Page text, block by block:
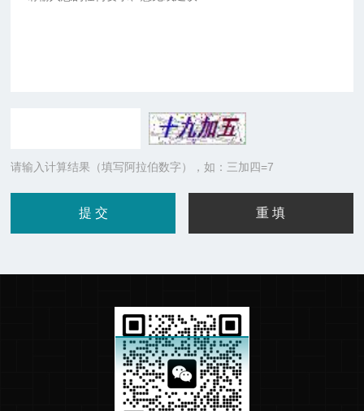
请输入计算结果（填写阿拉伯数字），如：三加四=7